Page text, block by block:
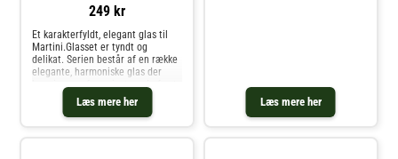
249 kr
Læs mere her
Et karakterfyldt, elegant glas til
Martini.Glasset er tyndt og
delikat. Serien består af en række
elegante, harmoniske glas der
i ønsket om at give en god
oplevelse med forskellige drinks.
Læs mere her